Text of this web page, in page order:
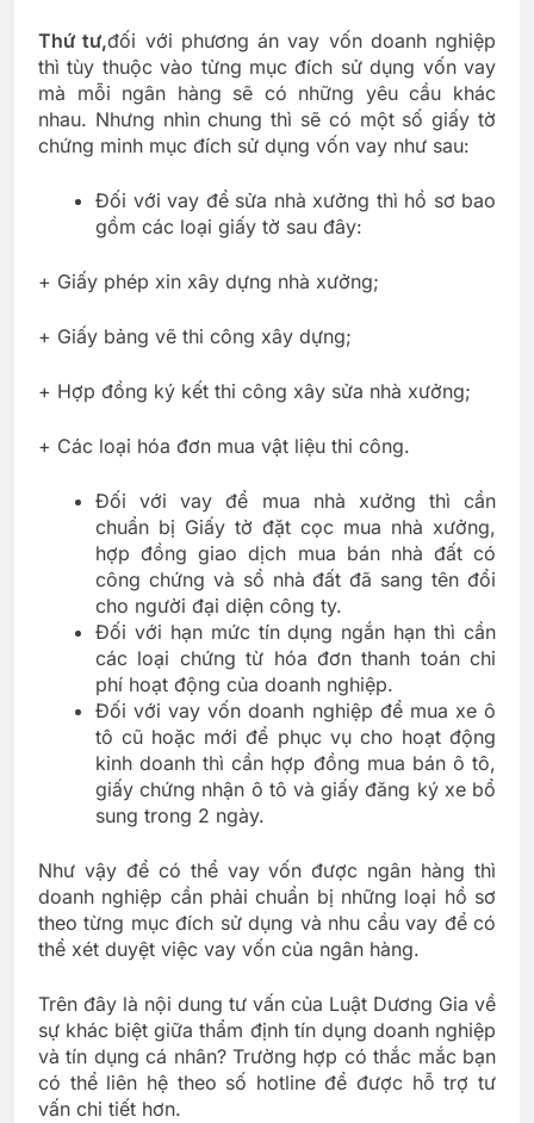
Thứ tư,đối với phương án vay vốn doanh nghiệp
thì tùy thuộc vào từng mục đích sử dụng vốn vay
mà mỗi ngân hàng sẽ có những yêu cầu khác
nhau. Nhưng nhìn chung thì sẽ có một số giấy tờ
chứng minh mục đích sử dụng vốn vay như sau:
Đối với vay để sửa nhà xưởng thì hồ sơ bao
gồm các loại giấy tờ sau đây:
+ Giấy phép xin xây dựng nhà xưởng;
+ Giấy bảng vẽ thi công xây dựng;
+ Hợp đồng ký kết thi công xây sửa nhà xưởng;
+ Các loại hóa đơn mua vật liệu thi công.
Đối với vay để mua nhà xưởng thì cần
chuẩn bị Giấy tờ đặt cọc mua nhà xưởng,
hợp đồng giao dịch mua bán nhà đất có
công chứng và sổ nhà đất đã sang tên đổi
cho người đại diện công ty.
Đối với hạn mức tín dụng ngắn hạn thì cần
các loại chứng từ hóa đơn thanh toán chi
phí hoạt động của doanh nghiệp.
Đối với vay vốn doanh nghiệp để mua xe ô
tô cũ hoặc mới để phục vụ cho hoạt động
kinh doanh thì cần hợp đồng mua bán ô tô,
giấy chứng nhận ô tô và giấy đăng ký xe bổ
sung trong 2 ngày.
Như vậy để có thể vay vốn được ngân hàng thì
doanh nghiệp cần phải chuẩn bị những loại hồ sơ
theo từng mục đích sử dụng và nhu cầu vay để có
thể xét duyệt việc vay vốn của ngân hàng.
Trên đây là nội dung tư vấn của Luật Dương Gia về
sự khác biệt giữa thẩm định tín dụng doanh nghiệp
và tín dụng cá nhân? Trường hợp có thắc mắc bạn
có thể liên hệ theo số hotline để được hỗ trợ tư
vấn chi tiết hơn.